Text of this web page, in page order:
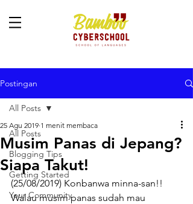
Postingan
All Posts
Blogging Tips
Getting Started
Your Community
All Posts
Musim Panas di Jepang?
Siapa Takut!
25 Agu 2019 1 menit membaca
(25/08/2019) Konbanwa minna-san!!
Walau musim panas sudah mau